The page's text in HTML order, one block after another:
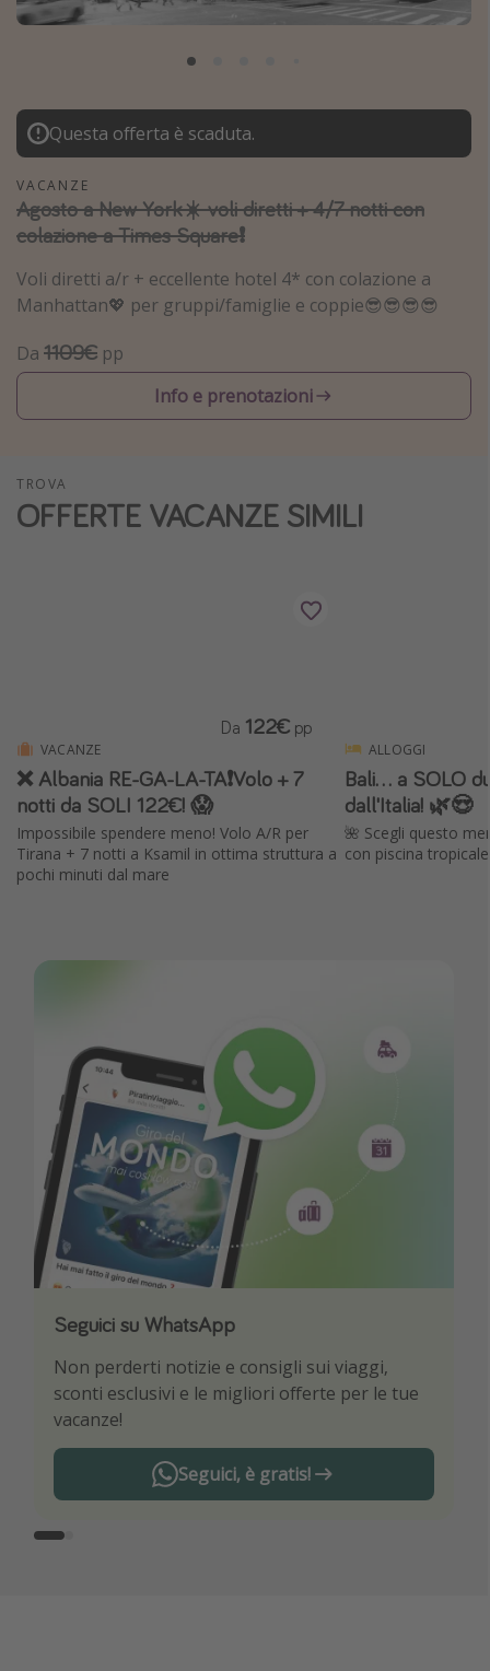
Grecia
Tunisia
Canarie
Capo Verde
Tipo di vacanza
Vacanze last minute
Vacanze all inclusive
Vacanze estate 2026
Last minute capodanno
Vacanze con bambini
Festività del 2026
Città più visitate
Questa offerta è scaduta.
VACANZE
Agosto a New York☀️ voli diretti + 4/7 notti con
colazione a Times Square❗️
Voli diretti a/r + eccellente hotel 4* con colazione a
Manhattan💖 per gruppi/famiglie e coppie😎😎😎😎
Da 1109€ pp
Info e prenotazioni
TROVA
OFFERTE VACANZE SIMILI
VACANZE
❌ Albania RE-GA-LA-TA❗️Volo + 7
notti da SOLI 122€! 😱
Impossibile spendere meno! Volo A/R per
Tirana + 7 notti a Ksamil in ottima struttura a
pochi minuti dal mare
Da 122€ pp
ALLOGGI
Bali... a SOLO
dall'Italia! 🌿😍
🌺 Scegli questo
con piscina
Seguici su WhatsApp
Non perderti notizie e consigli sui viaggi,
sconti esclusivi e le migliori offerte per le tue
vacanze!
Seguici, è gratis!
Scarica la nostra App
Sii il primo a conoscere le migliori offerte di
viaggio